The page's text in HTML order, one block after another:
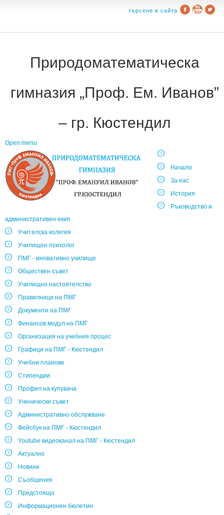
търсене в сайта
Природоматематическа
гимназия „Проф. Ем. Иванов”
– гр. Кюстендил
Open menu
Начало
За нас
История
Ръководство и
административен екип
Учителска колегия
Училищен психолог
ПМГ - иновативно училище
Обществен съвет
Училищно настоятелство
Правилници на ПМГ
Документи на ПМГ
Финансов модул на ПМГ
Организация на учебния процес
Графици на ПМГ - Кюстендил
Учебни планове
Стипендии
Профил на купувача
Ученически съвет
Административно обслужване
Фейсбук на ПМГ - Кюстендил
Youtube видеоканал на ПМГ - Кюстендил
Актуално
Новини
Съобщения
Предстоящо
Информационен бюлетин